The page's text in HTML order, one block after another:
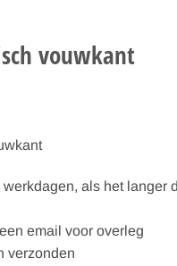
vouwkant
als het langer
email voor overleg
verzonden